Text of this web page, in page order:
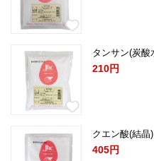
タンサン(炭酸
210円
クエン酸(結晶
405円